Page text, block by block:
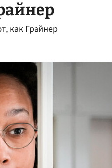
как Грайнер